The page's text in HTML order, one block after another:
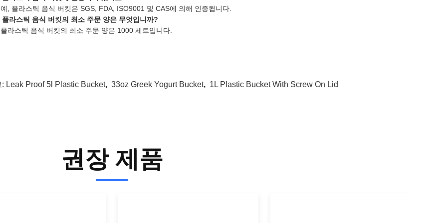
, 플라스틱 음식 버킷은 SGS, FDA, ISO9001 및 CAS에 의해 인증됩니다.
플라스틱 음식 버킷의 최소 주문 양은 무엇입니까?
라스틱 음식 버킷의 최소 주문 양은 1000 세트입니다.
: Leak Proof 5l Plastic Bucket, 33oz Greek Yogurt Bucket, 1L Plastic Bucket With Screw On Lid
권장 제품